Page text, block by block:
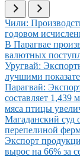
Иллюстрация
Чили:
годовом
Иллюстрация
В Парагвае
валютных
Иллюстрация
Уругвай:
лучшими
Иллюстрация
Парагвай:
составляет
мяса птицы
Иллюстрация
Магаданский суд
перепелиной
Иллюстрация
Экспорт
вырос на 66% за